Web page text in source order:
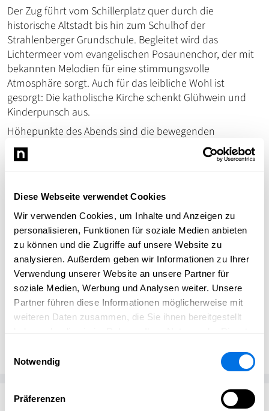
Diese Webseite verwendet Cookies
Wir verwenden Cookies, um Inhalte und Anzeigen zu
personalisieren, Funktionen für soziale Medien anbieten
zu können und die Zugriffe auf unsere Website zu
analysieren. Außerdem geben wir Informationen zu Ihrer
Verwendung unserer Website an unsere Partner für
soziale Medien, Werbung und Analysen weiter. Unsere
Partner führen diese Informationen möglicherweise mit
weiteren Daten zusammen, die Sie ihnen bereitgestellt
Notwendig
Präferenzen
Der Zug führt vom Schillerplatz quer durch die
historische Altstadt bis hin zum Schulhof der
Strahlenberger Grundschule. Begleitet wird das
Lichtermeer vom evangelischen Posaunenchor, der mit
bekannten Melodien für eine stimmungsvolle
Atmosphäre sorgt. Auch für das leibliche Wohl ist
gesorgt: Die katholische Kirche schenkt Glühwein und
Kinderpunsch aus.
Höhepunkte des Abends sind die bewegenden
Erzählungen rund um den heiligen St. Martin sowie das
gemeinsame Singen beliebter Martinslieder. Ob Familien
einen stimmungsvollen Abend unter Laternenlicht zu
genießen.
Treffpunkt:Schillerplatz
Veranstalter: Stadt Schriesheim
Passend zum Thema